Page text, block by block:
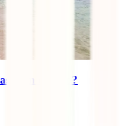
Sim ou não?